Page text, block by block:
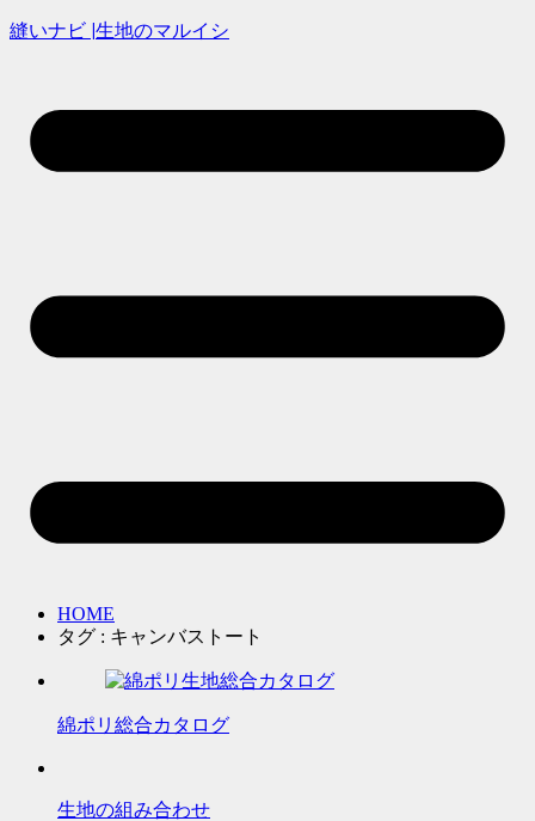
縫いナビ |生地のマルイシ
HOME
タグ : キャンバストート
綿ポリ総合カタログ
生地の組み合わせ